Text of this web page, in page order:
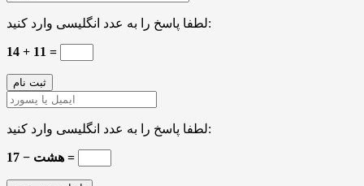
لطفا پاسخ را به عدد انگلیسی وارد کنید:
14 + 11 =
لطفا پاسخ را به عدد انگلیسی وارد کنید:
17 − هشت =